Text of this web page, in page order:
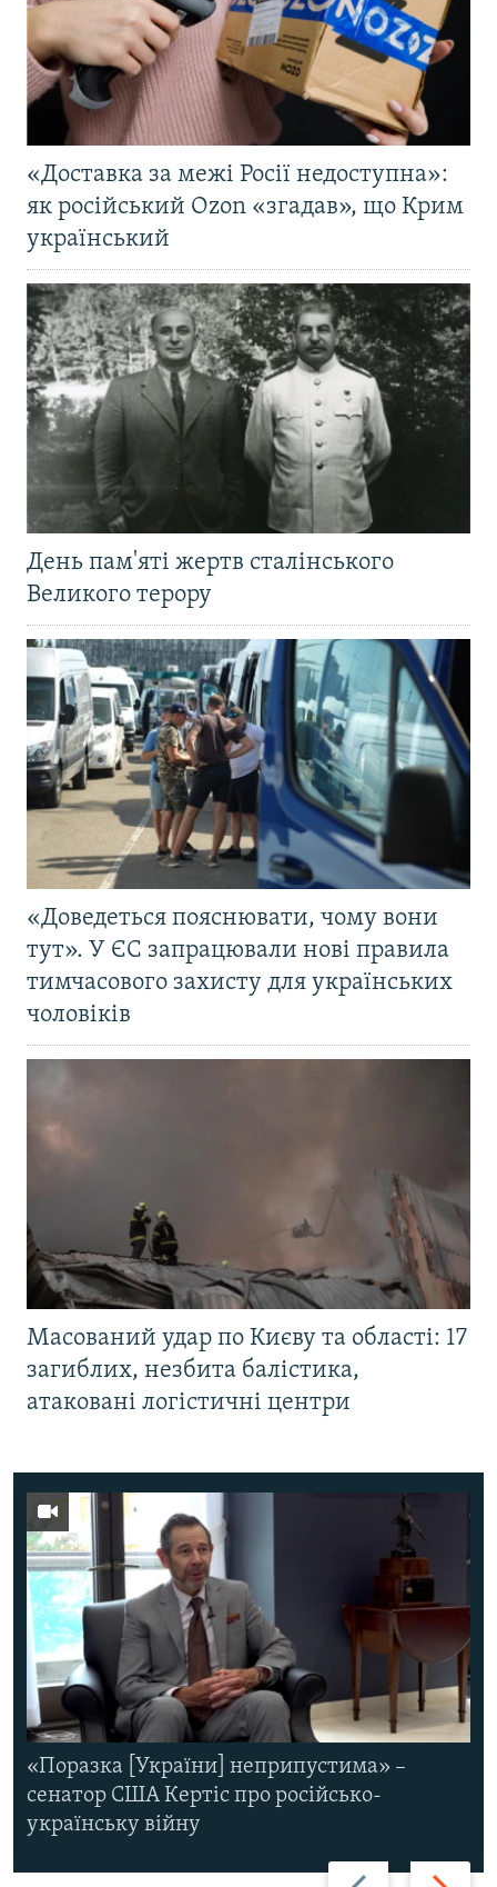
«Доставка за межі Росії недоступна»:
як російський Ozon «згадав», що Крим
український
День пам'яті жертв сталінського
Великого терору
«Доведеться пояснювати, чому вони
тут». У ЄС запрацювали нові правила
тимчасового захисту для українських
чоловіків
Масований удар по Києву та області: 17
загиблих, незбита балістика,
атаковані логістичні центри
Назад Вперед
«Поразка [України] неприпустима» –
сенатор США Кертіс про російсько-
українську війну